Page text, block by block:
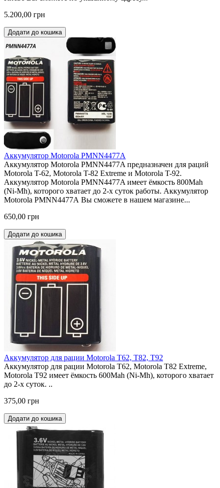
5.200,00 грн
Додати до кошика
Аккумулятор Motorola PMNN4477A
Аккумулятор Motorola PMNN4477A предназначен для раций
Motorola T-62, Motorola T-82 Extreme и Motorola T-92.
Аккумулятор Motorola PMNN4477A имеет ёмкость 800Mah
(Ni-Mh), которого хватает до 2-х суток работы. Аккумулятор
Motorola PMNN4477A Вы сможете в нашем магазине...
650,00 грн
Додати до кошика
Аккумулятор для рации Motorola T62, T82, T92
Аккумулятор для рации Motorola T62, Motorola T82 Extreme,
Motorola T92 имеет ёмкость 600Mah (Ni-Mh), которого хватает
до 2-х суток. ..
375,00 грн
Додати до кошика